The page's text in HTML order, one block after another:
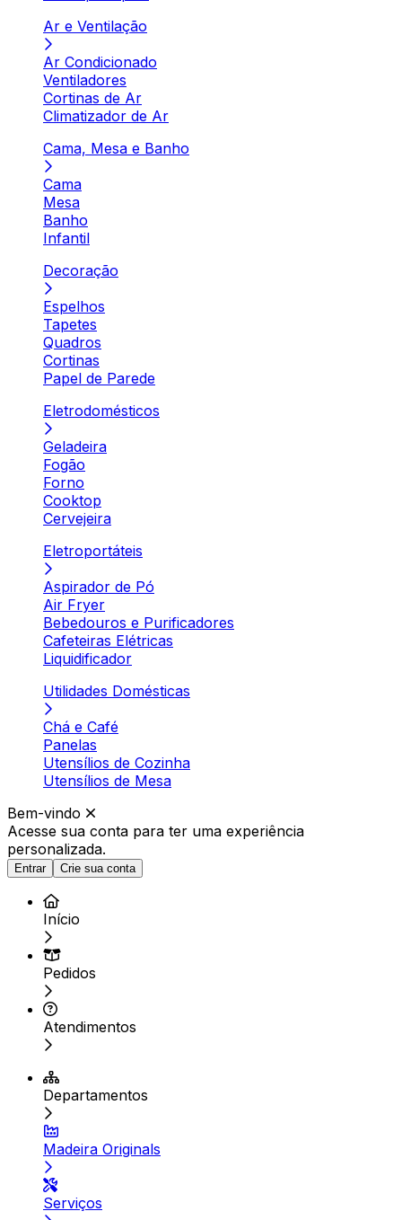
Ar e Ventilação
Ar Condicionado
Ventiladores
Cortinas de Ar
Climatizador de Ar
Cama, Mesa e Banho
Cama
Mesa
Banho
Infantil
Decoração
Espelhos
Tapetes
Quadros
Cortinas
Papel de Parede
Eletrodomésticos
Geladeira
Fogão
Forno
Cooktop
Cervejeira
Eletroportáteis
Aspirador de Pó
Air Fryer
Bebedouros e Purificadores
Cafeteiras Elétricas
Liquidificador
Utilidades Domésticas
Chá e Café
Panelas
Utensílios de Cozinha
Utensílios de Mesa
Bem-vindo
Acesse sua conta para ter uma experiência
personalizada.
Entrar Crie sua conta
Início
Pedidos
Atendimentos
Departamentos
Madeira Originals
Serviços